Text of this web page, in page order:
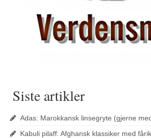
Siste artikler
Adas: Marokkansk linsegryte (gjerne
Kabuli pilaff: Afghansk klassiker med